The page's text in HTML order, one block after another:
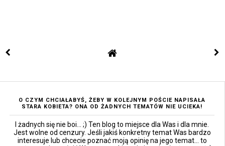
O CZYM CHCIAŁABYŚ, ŻEBY W KOLEJNYM POŚCIE NAPISAŁA
STARA KOBIETA? ONA OD ŻADNYCH TEMATÓW NIE UCIEKA!
I żadnych się nie boi... ;) Ten blog to miejsce dla Was i dla mnie.
Jest wolne od cenzury. Jeśli jakiś konkretny temat Was bardzo
interesuje lub chcecie poznać moją opinię na jego temat... to